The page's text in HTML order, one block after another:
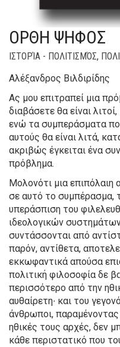
ΟΡΘΗ ΨΗΦΟΣ
ΙΣΤΟΡΊΑ - ΠΟΛΙΤΙΣΜΌΣ,
Αλέξανδρος Βιλδιρίδης
Ας μου επιτραπεί μια
διαβάσετε θα είναι
ενώ τα συμπεράσματα
αυτούς θα είναι λιτά,
ακριβώς έγκειται ένα
πρόβλημα.
Μολονότι μια επιπόλαιη
σε αυτό το συμπέρασμα,
υπεράσπιση του
ιδεολογικών συστημάτων
συντάσσονται από
παρόν, αντίθετα,
εκκωφαντικά απούσα
πολιτική φιλοσοφία δε
περισσότερο από την
αυθαίρετη∙ και του
άνθρωποι,
ηθικές τους αρχές, δεν
κάθε περιστατικό που